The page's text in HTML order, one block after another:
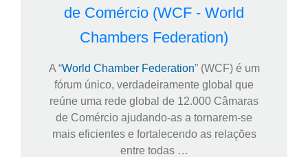
de Comércio (WCF - World
Chambers Federation)
A “World Chamber Federation” (WCF) é um
fórum único, verdadeiramente global que
reúne uma rede global de 12.000 Câmaras
de Comércio ajudando-as a tornarem-se
mais eficientes e fortalecendo as relações
entre todas …